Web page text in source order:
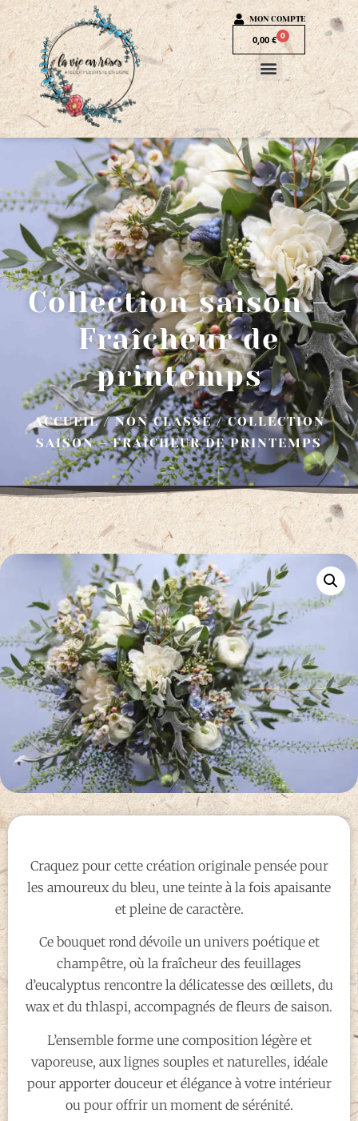
MON COMPTE
0,00 € 0
Collection saison –
Fraîcheur de
printemps
ACCUEIL/NON CLASSÉ/ COLLECTION
SAISON – FRAÎCHEUR DE PRINTEMPS
Craquez pour cette création originale pensée pour
les amoureux du bleu, une teinte à la fois apaisante
et pleine de caractère.
Ce bouquet rond dévoile un univers poétique et
champêtre, où la fraîcheur des feuillages
d’eucalyptus rencontre la délicatesse des œillets, du
wax et du thlaspi, accompagnés de fleurs de saison.
L’ensemble forme une composition légère et
vaporeuse, aux lignes souples et naturelles, idéale
pour apporter douceur et élégance à votre intérieur
ou pour offrir un moment de sérénité.